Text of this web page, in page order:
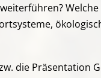
die Präsentation